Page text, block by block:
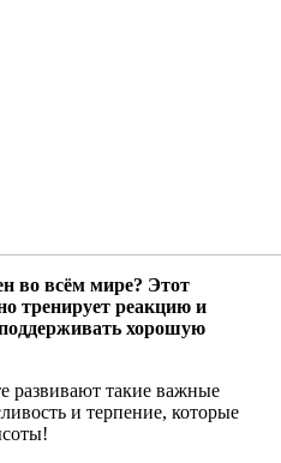
во всём мире? Этот
тренирует реакцию и
хорошую
развивают такие важные
и терпение, которые